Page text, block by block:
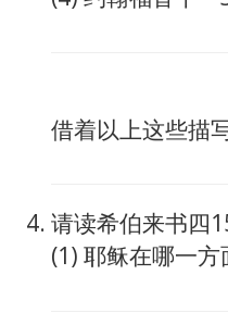
借着以上这些描
请读希伯来书四
(1) 耶稣在哪一方